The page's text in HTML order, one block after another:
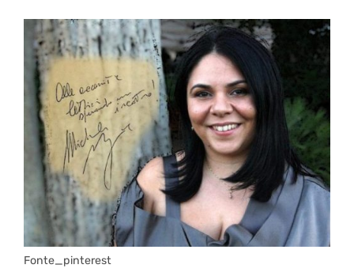
Fonte_pinterest